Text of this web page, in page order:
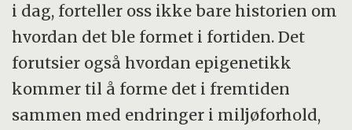
i dag, forteller oss ikke bare historien om
hvordan det ble formet i fortiden. Det
forutsier også hvordan epigenetikk
kommer til å forme det i fremtiden
sammen med endringer i miljøforhold,